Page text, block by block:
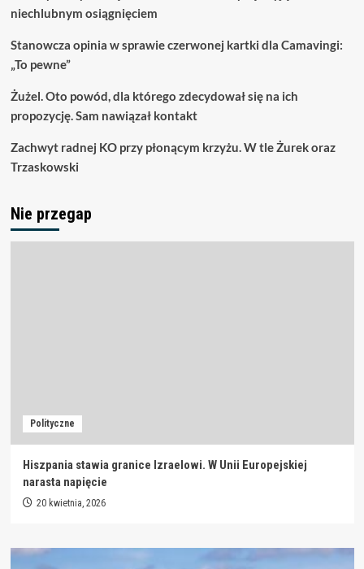
niechlubnym osiągnięciem
Stanowcza opinia w sprawie czerwonej kartki dla Camavingi:
„To pewne”
Żużel. Oto powód, dla którego zdecydował się na ich
propozycję. Sam nawiązał kontakt
Zachwyt radnej KO przy płonącym krzyżu. W tle Żurek oraz
Trzaskowski
Nie przegap
Polityczne
Hiszpania stawia granice Izraelowi. W Unii Europejskiej
narasta napięcie
20 kwietnia, 2026